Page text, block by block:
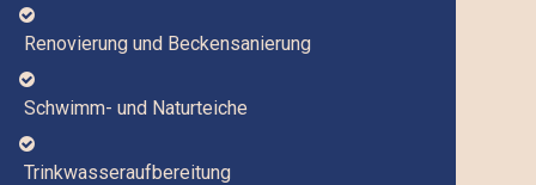

Renovierung und Beckensanierung

Schwimm- und Naturteiche

Trinkwasseraufbereitung